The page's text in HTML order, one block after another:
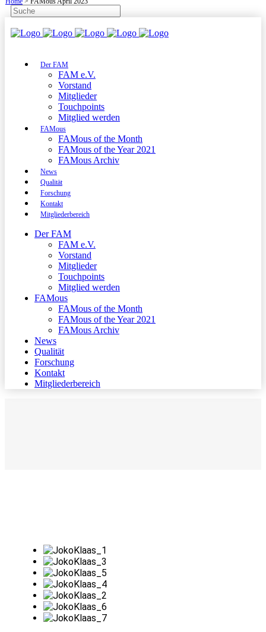
Der FAM
FAM e.V.
Vorstand
Mitglieder
Touchpoints
Mitglied werden
FAMous
FAMous of the Month
FAMous of the Year 2021
FAMous Archiv
News
Qualität
Forschung
Kontakt
Mitgliederbereich
Der FAM
FAM e.V.
Vorstand
Mitglieder
Touchpoints
Mitglied werden
FAMous
FAMous of the Month
FAMous of the Year 2021
FAMous Archiv
News
Qualität
Forschung
Kontakt
Mitgliederbereich